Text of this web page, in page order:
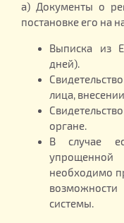
а) Документы о
постановке его на
Выписка из
дней).
лица,
органе.
В случае
необходимо
системы.